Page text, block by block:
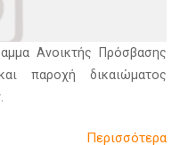
Ανοικτής Πρόσβασης
παροχή δικαιώματος
Περισσότερα